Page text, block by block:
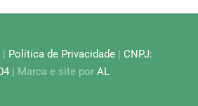
| Política de Privacidade | CNPJ:
| Marca e site porAL